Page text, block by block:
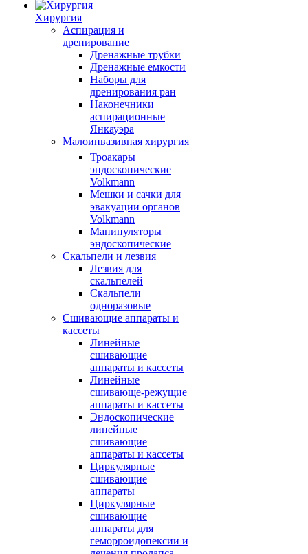
Хирургия
Аспирация и
дренирование
Дренажные трубки
Дренажные емкости
Наборы для
дренирования ран
Наконечники
аспирационные
Янкауэра
Малоинвазивная хирургия
Троакары
эндоскопические
Volkmann
Мешки и сачки для
эвакуации органов
Volkmann
Манипуляторы
эндоскопические
Скальпели и лезвия
Лезвия для
скальпелей
Скальпели
одноразовые
Сшивающие аппараты и
кассеты
Линейные
сшивающие
аппараты и кассеты
Линейные
сшивающе-режущие
аппараты и кассеты
Эндоскопические
линейные
сшивающие
аппараты и кассеты
Циркулярные
сшивающие
аппараты
Циркулярные
сшивающие
аппараты для
геморроидопексии и